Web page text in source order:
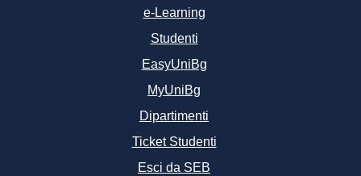
e-Learning
Studenti
EasyUniBg
MyUniBg
Dipartimenti
Ticket Studenti
Esci da SEB